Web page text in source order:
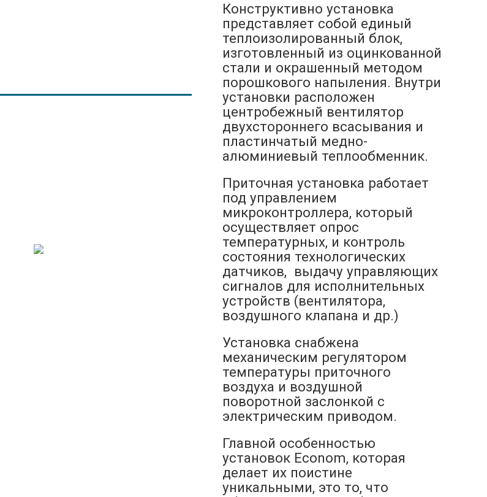
Конструктивно установка
представляет собой единый
теплоизолированный блок,
изготовленный из оцинкованной
стали и окрашенный методом
порошкового напыления. Внутри
установки расположен
центробежный вентилятор
двухстороннего всасывания и
пластинчатый медно-
алюминиевый теплообменник.
Приточная установка работает
под управлением
микроконтроллера, который
осуществляет опрос
температурных, и контроль
состояния технологических
датчиков, выдачу управляющих
сигналов для исполнительных
устройств (вентилятора,
воздушного клапана и др.)
Установка снабжена
механическим регулятором
температуры приточного
воздуха и воздушной
поворотной заслонкой с
электрическим приводом.
Главной особенностью
установок Econom, которая
делает их поистине
уникальными, это то, что